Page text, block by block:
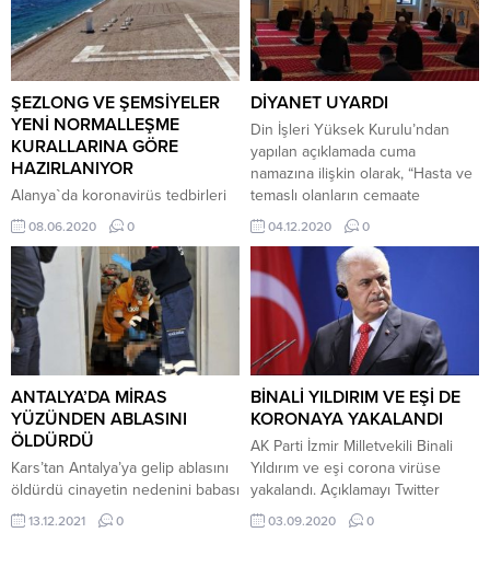
0 önde tamamladı. Sarı-
lacivertliler, 76’da Milson ile bir
gol daha buldu ve mücadeleden
2-0’lık üstünlükle ayrıldı. Bu
galibiyetle 3 hafta sonra kazanan
Ankaragücü,...
haftasında EMS Yapı Sivasspor ile
Corendon Alanyaspor karşılaştı.
Konuk ekip ilk yarısı golsüz biten
müsabakayı 2-1 kazandı.
Alanyaspor’a galibiyeti getiren
golleri 49. dakikada Ahmed
Hassan ve 79. dakikada Oğuz...
ŞEZLONG VE ŞEMSİYELER
YENİ NORMALLEŞME
KURALLARINA GÖRE
HAZIRLANIYOR
Alanya`da koronavirüs tedbirleri
kapsamında giriş ve çıkışları
kapatılan dünyaca ünlü plajlar yaz
sezonuna yeni uygulamalar ve
yeni kurallarla hazırlanmaya
devam ediliyor. Sahilde şezlong
ve şemsiyeler sosyal mesafeli
yeni düzene göre yerini alacak.
Aralarında mesafe bırakılan çift
yönlü yürüyüş yolları yapılacak
olan plajlarda, bu yollar hazırlanan
şezlong ve şemsiyelerin olduğu
bölüme...
08.06.2020 0
DİYANET UYARDI
Din İşleri Yüksek Kurulu’ndan
yapılan açıklamada cuma
namazına ilişkin olarak, “Hasta ve
temaslı olanların cemaate
katılmamaları ve karantina
şartlarına riayet etmeleri dinen
zorunlu” açıklamasını yaptı.
Diyanet İşleri Başkanlığı’nın
sitesinden yapılan yazılı
açıklamada, “Salgın tedbirleri ve
elverişsiz hava şartlarının bir
araya gelmesi ve son zamanlarda
vaka sayılarındaki artış sebebiyle
aşağıdaki açıklamaya gerek
görülmüştür: İslam...
04.12.2020 0
ANTALYA’DA MİRAS
YÜZÜNDEN ABLASINI
ÖLDÜRDÜ
Kars’tan Antalya’ya gelip ablasını
öldürdü cinayetin nedenini babası
açıkladı. Antalya Aksu’da yaşayan
Gülderen Çelik, kardeşi Kutlay
13.12.2021 0
BİNALİ YILDIRIM VE EŞİ DE
KORONAYA YAKALANDI
AK Parti İzmir Milletvekili Binali
Yıldırım ve eşi corona virüse
yakalandı. Açıklamayı Twitter
hesabı üzerinden Binali Yıldırım
yaptı. Yıldırım paylaşımında şu
03.09.2020 0